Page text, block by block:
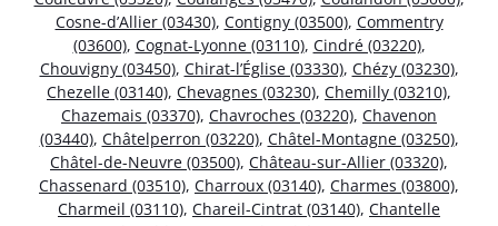
Cosne-d’Allier (03430), Contigny (03500), Commentry
(03600), Cognat-Lyonne (03110), Cindré (03220),
Chouvigny (03450), Chirat-l’Église (03330), Chézy (03230),
Chezelle (03140), Chevagnes (03230), Chemilly (03210),
Chazemais (03370), Chavroches (03220), Chavenon
(03440), Châtelperron (03220), Châtel-Montagne (03250),
Châtel-de-Neuvre (03500), Château-sur-Allier (03320),
Chassenard (03510), Charroux (03140), Charmes (03800),
Charmeil (03110), Chareil-Cintrat (03140), Chantelle